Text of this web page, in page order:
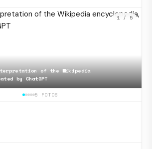
of the Wikipedia
by ChatGPT
1 / 5
5 FOTOS